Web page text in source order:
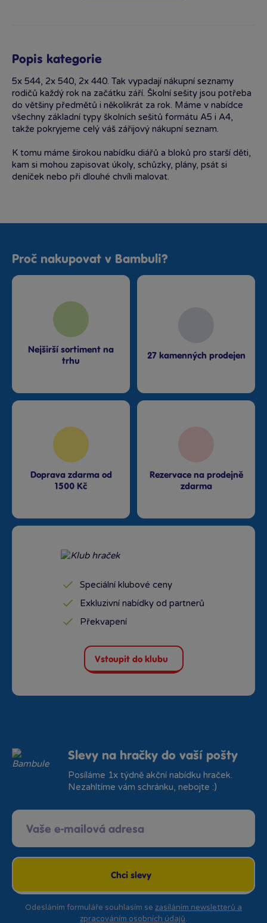
Popis kategorie
5x 544, 2x 540, 2x 440. Tak vypadají nákupní seznamy
rodičů každý rok na začátku září. Školní sešity jsou potřeba
do většiny předmětů i několikrát za rok. Máme v nabídce
všechny základní typy školních sešitů formátu A5 i A4,
takže pokryjeme celý váš zářijový nákupní seznam.
K tomu máme širokou nabídku diářů a bloků pro starší děti,
kam si mohou zapisovat úkoly, schůzky, plány, psát si
deníček nebo při dlouhé chvíli malovat.
Proč nakupovat v Bambuli?
Nejširší sortiment na
trhu
27 kamenných prodejen
Doprava zdarma od
1500 Kč
Rezervace na prodejně
zdarma
Speciální klubové ceny
Exkluzivní nabídky od partnerů
Překvapení
Vstoupit do klubu
Slevy na hračky do vaší pošty
Posíláme 1x týdně akční nabídku hraček.
Nezahltíme vám schránku, nebojte :)
Chci slevy
Odesláním formuláře souhlasím se zasíláním newsletterů a
zpracováním osobních údajů.